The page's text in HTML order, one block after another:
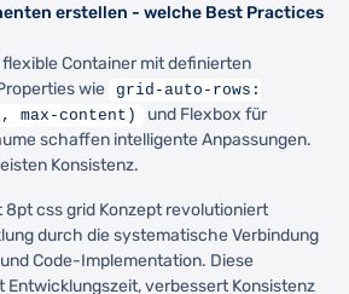
erstellen - welche Best Practices
Container mit definierten
wie
grid-auto-rows:
max-content)
und Flexbox für
schaffen intelligente Anpassungen.
Konsistenz.
8pt css grid Konzept revolutioniert
durch die systematische Verbindung
Code-Implementation. Diese
Entwicklungszeit, verbessert Konsistenz